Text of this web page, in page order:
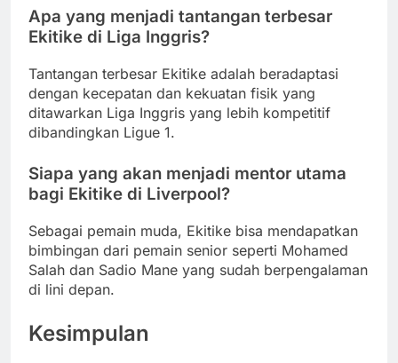
Apa yang menjadi tantangan terbesar
Ekitike di Liga Inggris?
Tantangan terbesar Ekitike adalah beradaptasi
dengan kecepatan dan kekuatan fisik yang
ditawarkan Liga Inggris yang lebih kompetitif
dibandingkan Ligue 1.
Siapa yang akan menjadi mentor utama
bagi Ekitike di Liverpool?
Sebagai pemain muda, Ekitike bisa mendapatkan
bimbingan dari pemain senior seperti Mohamed
Salah dan Sadio Mane yang sudah berpengalaman
di lini depan.
Kesimpulan